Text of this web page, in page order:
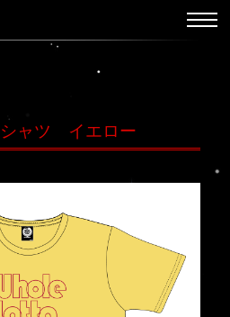
シャツ イエロー